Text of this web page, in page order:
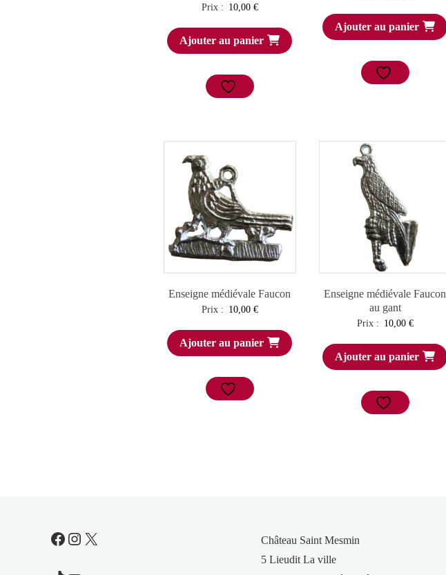
Prix : 10,00 €
Ajouter au panier
Ajouter au panier
Enseigne médiévale Faucon
Prix : 10,00 €
Ajouter au panier
Enseigne médiévale Faucon
au gant
Prix : 10,00 €
Ajouter au panier
Facebook
Instagram
X
Château Saint Mesmin
5 Lieudit La ville